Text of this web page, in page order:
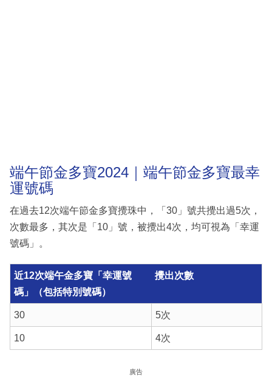
端午節金多寶2024｜端午節金多寶最幸
運號碼
在過去12次端午節金多寶攪珠中，「30」號共攪出過5次，
次數最多，其次是「10」號，被攪出4次，均可視為「幸運
號碼」。
近12次端午金多寶「幸運號
碼」
（包括特別號碼）
攪出次數
30 5次
10 4次
廣告